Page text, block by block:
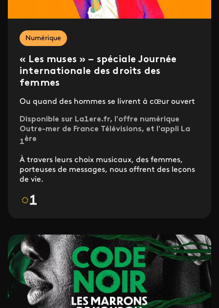
Numérique
« Les muses » – spéciale Journée
internationale des droits des
femmes
Ou quand des hommes se livrent à cœur ouvert
Disponible sur La1ere.fr, l'offre numérique
Outre-mer de France Télévisions, et l'appli La
1ère
À travers leurs choix musicaux, des femmes,
porteuses de messages, nous offrent des leçons
de vie.